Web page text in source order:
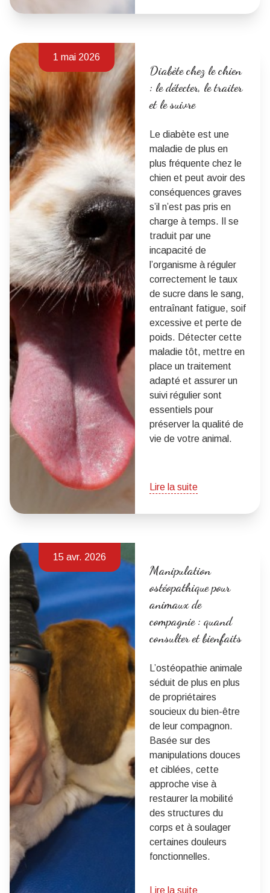
1 mai 2026
Diabète chez le chien
: le détecter, le traiter
et le suivre
Le diabète est une
maladie de plus en
plus fréquente chez le
chien et peut avoir des
conséquences graves
s’il n’est pas pris en
charge à temps. Il se
traduit par une
incapacité de
l’organisme à réguler
correctement le taux
de sucre dans le sang,
entraînant fatigue, soif
excessive et perte de
poids. Détecter cette
maladie tôt, mettre en
place un traitement
adapté et assurer un
suivi régulier sont
essentiels pour
préserver la qualité de
vie de votre animal.
Lire la suite
15 avr. 2026
Manipulation
ostéopathique pour
animaux de
compagnie : quand
consulter et bienfaits
L’ostéopathie animale
séduit de plus en plus
de propriétaires
soucieux du bien-être
de leur compagnon.
Basée sur des
manipulations douces
et ciblées, cette
approche vise à
restaurer la mobilité
des structures du
corps et à soulager
certaines douleurs
fonctionnelles.
Lire la suite